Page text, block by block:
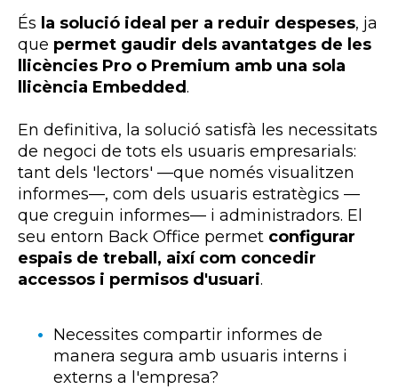
És la solució ideal per a reduir despeses, ja
que permet gaudir dels avantatges de les
llicències Pro o Premium amb una sola
llicència Embedded.
En definitiva, la solució satisfà les necessitats
de negoci de tots els usuaris empresarials:
tant dels 'lectors' —que només visualitzen
informes—, com dels usuaris estratègics —
que creguin informes— i administradors. El
seu entorn Back Office permet configurar
espais de treball, així com concedir
accessos i permisos d'usuari.
Necessites compartir informes de
manera segura amb usuaris interns i
externs a l'empresa?